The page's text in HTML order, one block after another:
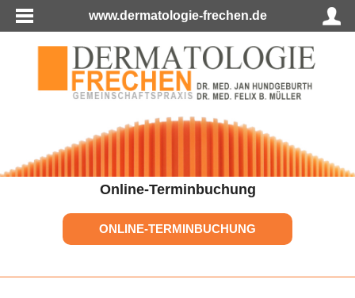
www.dermatologie-frechen.de
Online-Terminbuchung
ONLINE-TERMINBUCHUNG